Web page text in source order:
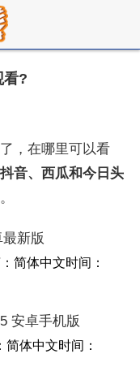
看?
，在哪里可以看
音、西瓜和今日头
新版
简体中文时间：
安卓手机版
体中文时间：